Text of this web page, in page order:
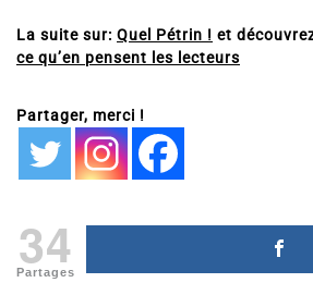
La suite sur: Quel Pétrin ! et
ce qu’en pensent les lecteurs
Partager, merci !
34
Partages